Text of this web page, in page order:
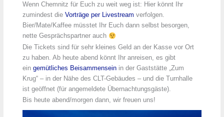
Wenn Chemnitz für Euch zu weit weg ist: Hier könnt Ihr
zumindest dieVorträge per Livestream verfolgen.
Bier/Mate/Kaffee müsstet Ihr Euch dann selbst besorgen,
nette Gesprächspartner auch
Die Tickets sind für sehr kleines Geld an der Kasse vor Ort
zu haben. Ab heute abend könnt Ihr anreisen, es gibt
eingemütliches Beisammensein in der Gaststätte „Zum
Krug“ – in der Nähe des CLT-Gebäudes – und die Turnhalle
ist geöffnet (für angemeldete Übernachtungsgäste).
Bis heute abend/morgen dann, wir freuen uns!